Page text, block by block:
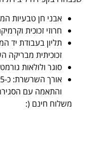
​אבני חן טבעיות
​חרוזי זכוכית
​תליון בעבודת יד
זכוכיתית מבריקה
​סוגר ולולאות
והתאמה עם
​ משלוח חינם (: